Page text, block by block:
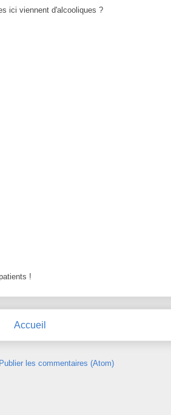
ici viennent d'alcooliques ?
!
Accueil
Publier les commentaires (Atom)